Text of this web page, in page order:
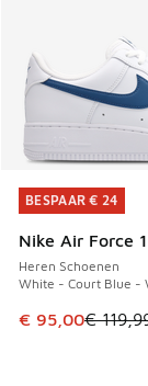
BESPAAR € 24
Nike Air Force
Heren Schoenen
White - Court Blue -
Dit artikel is in
€ 95,00€
BESPAAR € 24